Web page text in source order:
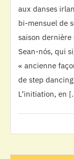
aux danses
bi-mensuel de
saison dernière
Sean-nós, qui
« ancienne
de step
L’initiation, en